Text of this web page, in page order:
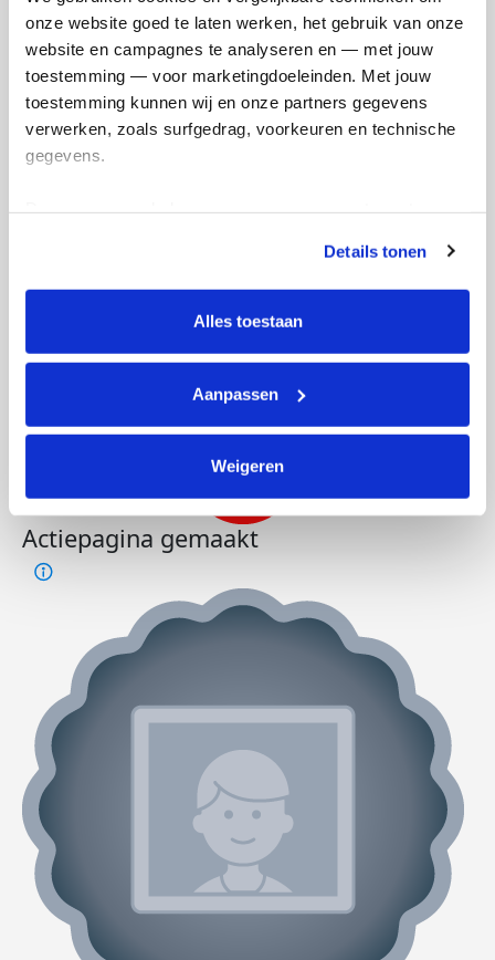
onze website goed te laten werken, het gebruik van onze
website en campagnes te analyseren en — met jouw
toestemming — voor marketingdoeleinden. Met jouw
toestemming kunnen wij en onze partners gegevens
verwerken, zoals surfgedrag, voorkeuren en technische
gegevens.
tonen. Je kunt je toestemming op elk moment wijzigen of
intrekken via Cookie instellingen onderaan de pagina. De
lijst met cookies is te vinden in het tabblad “details”.
Details tonen
Alles toestaan
Aanpassen
Weigeren
Shamon's badges
Actiepagina gemaakt